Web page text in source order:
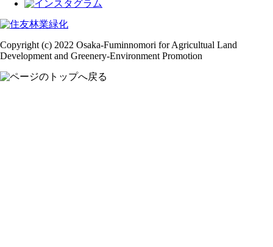
Copyright (c) 2022 Osaka-Fuminnomori for Agricultual Land
Development and Greenery-Environment Promotion